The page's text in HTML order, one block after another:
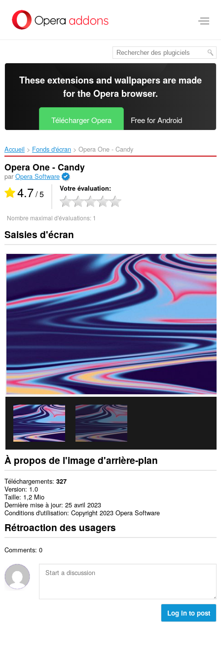
contenu
These extensions and wallpapers are made
for theOpera browser.
Télécharger Opera Free for Android
Accueil Fonds d'écran Opera One - Candy‎
Opera One - Candy
par Opera Software
4.7/ 5 Votre évaluation
Nombre maximal d'évaluations: 1
Saisies d'écran
À propos de l'image d'arrière-plan
Téléchargements 327
Version 1.0
Taille 1,2 Mio
Dernière mise à jour 25 avril 2023
Conditions d'utilisation Copyright 2023 Opera Software
Rétroaction des usagers
Comments: 0
Log in to post